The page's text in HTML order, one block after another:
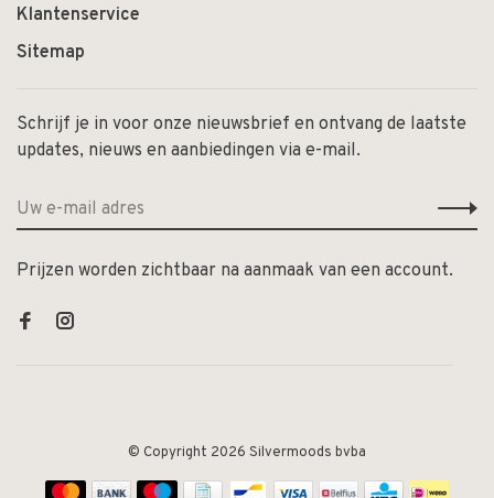
Klantenservice
Sitemap
Schrijf je in voor onze nieuwsbrief en ontvang de laatste
updates, nieuws en aanbiedingen via e-mail.
Prijzen worden zichtbaar na aanmaak van een account.
© Copyright 2026 Silvermoods bvba